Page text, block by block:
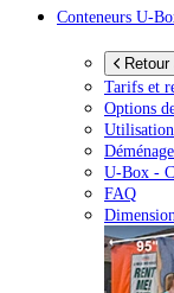
Conteneurs U-
Tarifs et
Options
U-Box -
FAQ